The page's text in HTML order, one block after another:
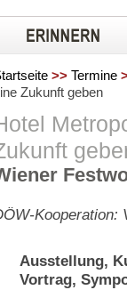
>> Termine
Zukunft geben
Kooperation:
Ausstellung,
Vortrag,